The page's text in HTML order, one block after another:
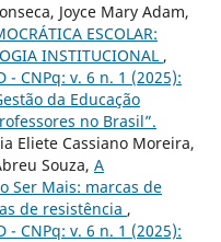
Joyce Mary Adam,
ESCOLAR:
INSTITUCIONAL ,
- CNPq: v. 6 n. 1 (2025):
da Educação
no Brasil”.
Eliete Cassiano Moreira,
Souza, A
Ser Mais: marcas de
de resistência ,
- CNPq: v. 6 n. 1 (2025):